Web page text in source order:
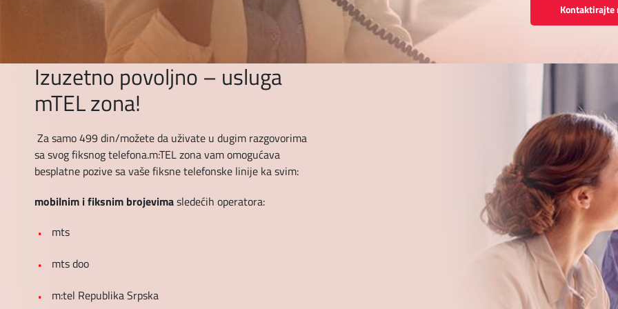
KONTAKTIRAJTE NAS
PRODAJNA MESTA
MAPA BRZINA
Kontaktirajte
Izuzetno povoljno – usluga
mTEL zona!
Za samo 499 din/možete da uživate u dugim razgovorima
sa svog fiksnog telefona.m:TEL zona vam omogućava
besplatne pozive sa vaše fiksne telefonske linije ka svim:
mobilnim i fiksnim brojevimasledećih operatora:
mts
mts doo
m:tel Republika Srpska